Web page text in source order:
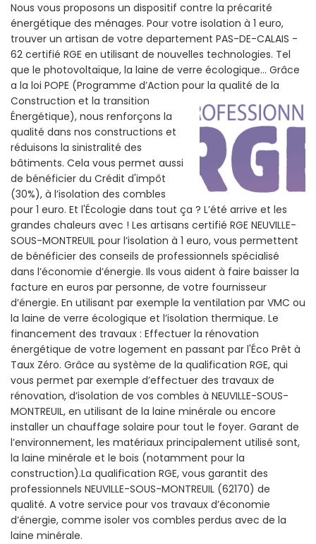
Nous vous proposons un dispositif contre la précarité
énergétique des ménages. Pour votre isolation à 1 euro,
trouver un artisan de votre departement PAS-DE-CALAIS -
62 certifié RGE en utilisant de nouvelles technologies. Tel
que le photovoltaïque, la laine de verre écologique... Grâce
a la loi POPE (Programme d’Action pour la qualité de la
Construction et la transition
Énergétique), nous renforçons la
qualité dans nos constructions et
réduisons la sinistralité des
bâtiments. Cela vous permet aussi
de bénéficier du Crédit d'impôt
(30%), à l’isolation des combles
pour 1 euro. Et l'Écologie dans tout ça ? L’été arrive et les
grandes chaleurs avec ! Les artisans certifié RGE NEUVILLE-
SOUS-MONTREUIL pour l’isolation à 1 euro, vous permettent
de bénéficier des conseils de professionnels spécialisé
dans l’économie d’énergie. Ils vous aident à faire baisser la
facture en euros par personne, de votre fournisseur
d’énergie. En utilisant par exemple la ventilation par VMC ou
la laine de verre écologique et l’isolation thermique. Le
financement des travaux : Effectuer la rénovation
énergétique de votre logement en passant par l'Éco Prêt à
Taux Zéro. Grâce au système de la qualification RGE, qui
vous permet par exemple d’effectuer des travaux de
rénovation, d’isolation de vos combles à NEUVILLE-SOUS-
MONTREUIL, en utilisant de la laine minérale ou encore
installer un chauffage solaire pour tout le foyer. Garant de
l’environnement, les matériaux principalement utilisé sont,
la laine minérale et le bois (notamment pour la
construction).La qualification RGE, vous garantit des
professionnels NEUVILLE-SOUS-MONTREUIL (62170) de
qualité. A votre service pour vos travaux d’économie
d’énergie, comme isoler vos combles perdus avec de la
laine minérale.